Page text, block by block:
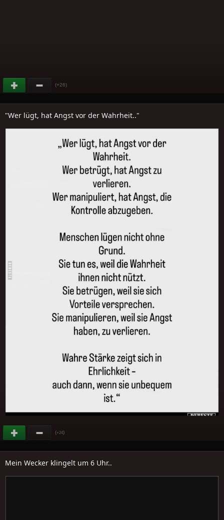
(+26)
"Wer lügt, hat Angst vor der Wahrheit.."
(+24)
Mein Wecker klingelt um 6 Uhr..